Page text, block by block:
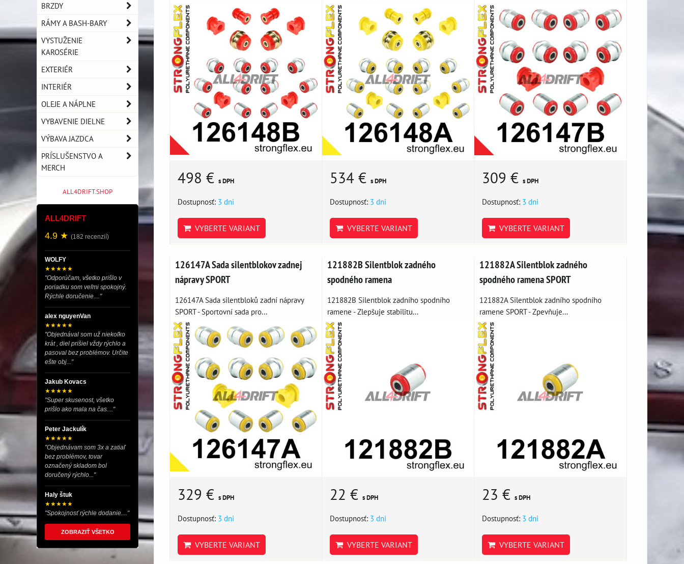
498 € s DPH
Dostupnosť: 3 dni
VYBERTE VARIANT
534 € s DPH
Dostupnosť: 3 dni
VYBERTE VARIANT
309 €s DPH
Dostupnosť: 3 dni
VYBERTE VARIANT
126147A Sada silentblokov zadnej
nápravy SPORT
126147A Sada silentbloků zadní nápravy
SPORT - Sportovní sada pro...
329 € s DPH
Dostupnosť: 3 dni
VYBERTE VARIANT
121882B Silentblok zadného
spodného ramena
121882B Silentblok zadního spodního
ramene - Zlepšuje stabilitu...
22 € s DPH
Dostupnosť: 3 dni
VYBERTE VARIANT
121882A Silentblok zadného
spodného ramena SPORT
121882A Silentblok zadního spodního
ramene SPORT - Zpevňuje...
23 €s DPH
Dostupnosť: 3 dni
VYBERTE VARIANT
BRZDY
RÁMY A BASH-BARY
VYSTUŽENIE
KAROSÉRIE
EXTERIÉR
INTERIÉR
OLEJE A NÁPLNE
VYBAVENIE DIELNE
VÝBAVA JAZDCA
PRÍSLUŠENSTVO A
MERCH
ALL4DRIFT.SHOP
ALL4DRIFT
4.9 ★ (182 recenzií)
WOLFY
★★★★★
"Odporúčam, všetko prišlo v
poriadku som veľmi spokojný.
Rýchle doručenie...."
alex nguyenVan
★★★★★
"Objednával som už niekoľko
krát , diel prišiel vždy rýchlo a
pasoval bez problémov. Určite
ešte obj..."
Jakub Kovacs
★★★★★
"Super skusenost, všetko
prišlo ako mala na čas...."
Peter Jackulík
★★★★★
"Objednávam som 3x a zatiaľ
bez problémov, tovar
označený skladom bol
doručený rýchlo..."
Haly štuk
★★★★★
"Spokojnosť rýchle dodanie...."
ZOBRAZIŤ VŠETKO